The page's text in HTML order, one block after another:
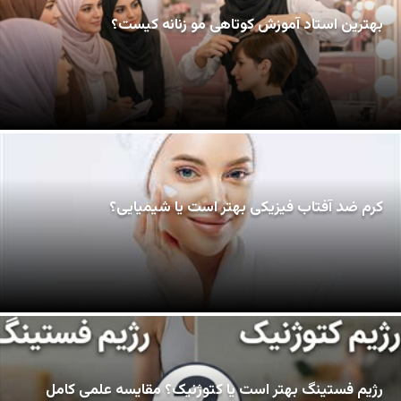
بهترین استاد آموزش کوتاهی مو زنانه کیست؟
کرم ضد آفتاب فیزیکی بهتر است یا شیمیایی؟
رژیم فستینگ بهتر است یا کتوژنیک؟ مقایسه علمی کامل